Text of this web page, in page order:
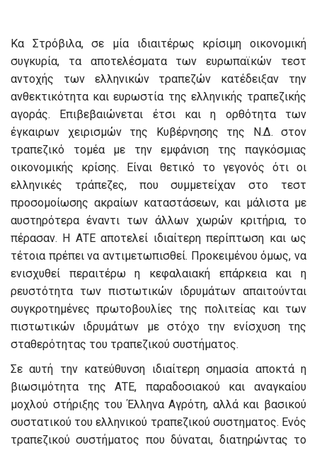
Κα Στρόβιλα, σε μία ιδιαιτέρως κρίσιμη οικονομική
συγκυρία, τα αποτελέσματα των ευρωπαϊκών τεστ
αντοχής των ελληνικών τραπεζών κατέδειξαν την
ανθεκτικότητα και ευρωστία της ελληνικής τραπεζικής
αγοράς. Επιβεβαιώνεται έτσι και η ορθότητα των
έγκαιρων χειρισμών της Κυβέρνησης της Ν.Δ. στον
τραπεζικό τομέα με την εμφάνιση της παγκόσμιας
οικονομικής κρίσης. Είναι θετικό το γεγονός ότι οι
ελληνικές τράπεζες, που συμμετείχαν στο τεστ
προσομοίωσης ακραίων καταστάσεων, και μάλιστα με
αυστηρότερα έναντι των άλλων χωρών κριτήρια, το
πέρασαν. Η ΑΤΕ αποτελεί ιδιαίτερη περίπτωση και ως
τέτοια πρέπει να αντιμετωπισθεί. Προκειμένου όμως, να
ενισχυθεί περαιτέρω η κεφαλαιακή επάρκεια και η
ρευστότητα των πιστωτικών ιδρυμάτων απαιτούνται
συγκροτημένες πρωτοβουλίες της πολιτείας και των
πιστωτικών ιδρυμάτων με στόχο την ενίσχυση της
σταθερότητας του τραπεζικού συστήματος.
Σε αυτή την κατεύθυνση ιδιαίτερη σημασία αποκτά η
βιωσιμότητα της ΑΤΕ, παραδοσιακού και αναγκαίου
μοχλού στήριξης του Έλληνα Αγρότη, αλλά και βασικού
συστατικού του ελληνικού τραπεζικού συστηματος. Ενός
τραπεζικού συστήματος που δύναται, διατηρώντας το